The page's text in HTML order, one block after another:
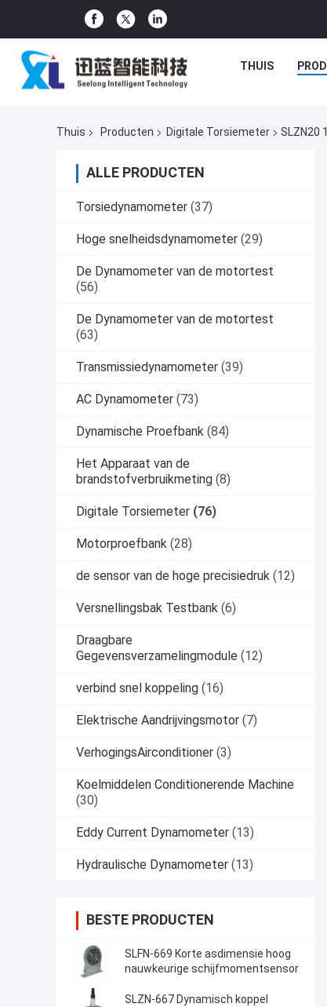
THUIS
Thuis Producten Digitale Torsiemeter SLZN20
ALLE PRODUCTEN
Torsiedynamometer (37)
Hoge snelheidsdynamometer (29)
De Dynamometer van de motortest
(56)
De Dynamometer van de motortest
(63)
Transmissiedynamometer (39)
AC Dynamometer (73)
Dynamische Proefbank (84)
Het Apparaat van de
brandstofverbruikmeting (8)
Digitale Torsiemeter (76)
Motorproefbank (28)
de sensor van de hoge precisiedruk (12)
Versnellingsbak Testbank (6)
Draagbare
Gegevensverzamelingmodule (12)
verbind snel koppeling (16)
Elektrische Aandrijvingsmotor (7)
VerhogingsAirconditioner (3)
Koelmiddelen Conditionerende Machine
(30)
Eddy Current Dynamometer (13)
Hydraulische Dynamometer (13)
BESTE PRODUCTEN
SLFN-669 Korte asdimensie hoog
nauwkeurige schijfmomentsensor
SLZN-667 Dynamisch koppel